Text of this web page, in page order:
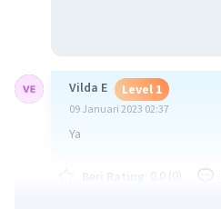
Vilda E Level 1
09 Januari 2023 02:37
Ya